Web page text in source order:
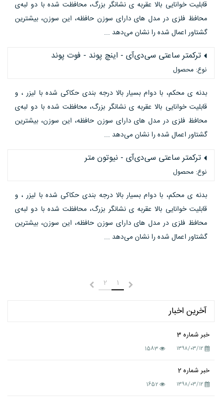
قابلیت خوانایی بالا عقربه ی نشانگر بزرگ، محافظت شده با دو لبه‌ی
محافظ فلزی در مدل های دارای سوزن حافظه، این سوزن، بیشترین
گشتاور اعمال شده را نشان می‌دهد ...
ترکمتر ساعتی سی‌دی‌آی - اینچ پوند - فوت پوند
نوع: محصول
بدنه ی محکم، با دوام بسیار بالا درجه بندی حکاکی شده با لیزر ، و
قابلیت خوانایی بالا عقربه ی نشانگر بزرگ، محافظت شده با دو لبه‌ی
محافظ فلزی در مدل های دارای سوزن حافظه، این سوزن، بیشترین
گشتاور اعمال شده را نشان می‌دهد ...
ترکمتر ساعتی سی‌دی‌آی - نیوتون متر
نوع: محصول
بدنه ی محکم، با دوام بسیار بالا درجه بندی حکاکی شده با لیزر ، و
قابلیت خوانایی بالا عقربه ی نشانگر بزرگ، محافظت شده با دو لبه‌ی
محافظ فلزی در مدل های دارای سوزن حافظه، این سوزن، بیشترین
گشتاور اعمال شده را نشان می‌دهد ...
1
2
آخرین اخبار
خبر شماره 3
۱۳۹۸/۰۳/۱۲ 1583
خبر شماره 2
۱۳۹۸/۰۳/۱۲ 1652